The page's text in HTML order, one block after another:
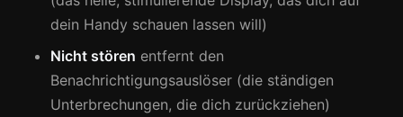
dein Handy schauen lassen will)
Nicht stören entfernt den
Benachrichtigungsauslöser (die ständigen
Unterbrechungen, die dich zurückziehen)